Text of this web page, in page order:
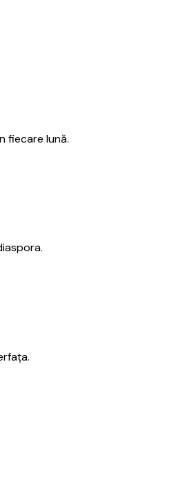
fiecare lună.